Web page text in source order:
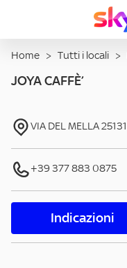
Home > Tutti i locali >
JOYA CAFFÈ’
VIA DEL MELLA25131
+39 377 883 0875
Indicazioni